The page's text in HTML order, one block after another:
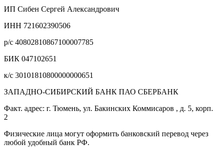
ИП Сибен Сергей Александрович
ИНН 721602390506
р/с 40802810867100007785
БИК 047102651
к/с 30101810800000000651
ЗАПАДНО-СИБИРСКИЙ БАНК ПАО СБЕРБАНК
Факт. адрес: г. Тюмень, ул. Бакинских Коммисаров , д. 5, корп.
2
Физические лица могут оформить банковский перевод через
любой удобный банк РФ.